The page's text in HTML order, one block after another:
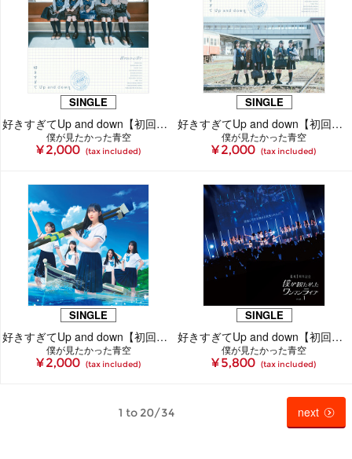
SINGLE
好きすぎてUp and down【初回盤】＜Type-A＞（CDシングル＋Blu-ray）
僕が見たかった青空
¥ 2,000 (tax included)
SINGLE
好きすぎてUp and down【初回盤】＜Type-B＞（CDシングル＋Blu-ray）
僕が見たかった青空
¥ 2,000 (tax included)
SINGLE
好きすぎてUp and down【初回盤】＜Type-C＞（CDシングル＋Blu-ray）
僕が見たかった青空
¥ 2,000 (tax included)
SINGLE
好きすぎてUp and down【初回盤】＜LIVE盤＞（CDシングル＋Blu-ray）
僕が見たかった青空
¥ 5,800 (tax included)
1 to 20/34 next